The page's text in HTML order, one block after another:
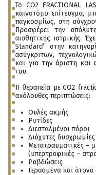
Το CO2 FRACTIONAL
καινοτόμο επίτευγμα,
παγκοσμίως, στη
Προσφέρει την
αισθητικής ιατρικής.
Standard’’ στην
ασύγκριτων,
και για την άριστη και
του.
Η θεραπεία με CO2
ακόλουθες περιπτώσεις:
Ουλές ακμής
Ρυτίδες
Διεσταλμένοι πόροι
Διάχυτες δυσχρωμίες
Μετατραυματικές –
(υπερτροφικές –
Ραβδώσεις
Γερασμένα και